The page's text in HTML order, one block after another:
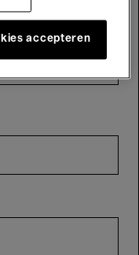
accepteren